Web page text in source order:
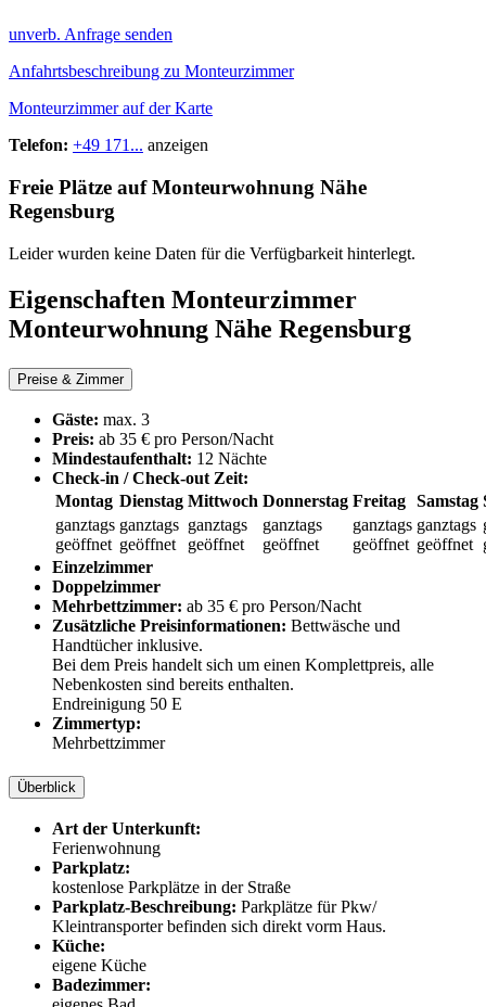
unverb. Anfrage senden
Anfahrtsbeschreibung zu Monteurzimmer
Monteurzimmer auf der Karte
Telefon: +49 171... anzeigen
Freie Plätze auf Monteurwohnung Nähe
Regensburg
Leider wurden keine Daten für die Verfügbarkeit hinterlegt.
Eigenschaften Monteurzimmer
Monteurwohnung Nähe Regensburg
Preise & Zimmer
Gäste: max. 3
Preis: ab 35 € pro Person/Nacht
Mindestaufenthalt: 12 Nächte
Check-in / Check-out Zeit:
Montag Dienstag Mittwoch Donnerstag Freitag Samstag
ganztags
geöffnet
ganztags
geöffnet
ganztags
geöffnet
ganztags
geöffnet
ganztags
geöffnet
ganztags
geöffnet
Einzelzimmer
Doppelzimmer
Mehrbettzimmer: ab 35 € pro Person/Nacht
Zusätzliche Preisinformationen: Bettwäsche und
Handtücher inklusive.
Bei dem Preis handelt sich um einen Komplettpreis, alle
Nebenkosten sind bereits enthalten.
Endreinigung 50 E
Zimmertyp:
Mehrbettzimmer
Überblick
Art der Unterkunft:
Ferienwohnung
Parkplatz:
kostenlose Parkplätze in der Straße
Parkplatz-Beschreibung: Parkplätze für Pkw/
Kleintransporter befinden sich direkt vorm Haus.
Küche:
eigene Küche
Badezimmer: